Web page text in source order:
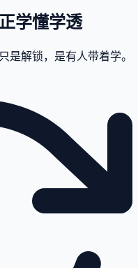
学懂学透
是解锁，是有人带着学。